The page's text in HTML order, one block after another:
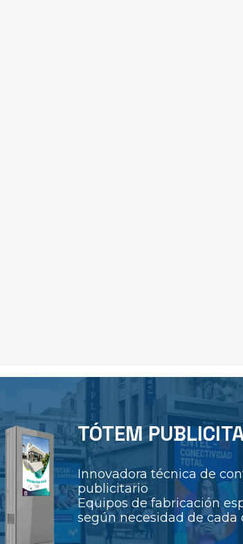
TÓTEM
Innovadora técnica de
publicitario
Equipos de fabricación
según necesidad de cada